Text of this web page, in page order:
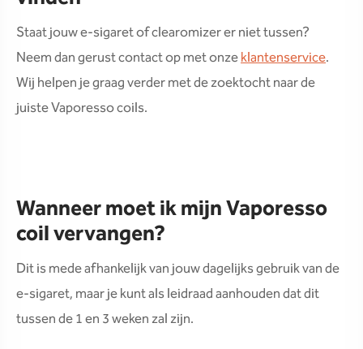
Staat jouw e-sigaret of clearomizer er niet tussen?
Neem dan gerust contact op met onzeklantenservice.
Wij helpen je graag verder met de zoektocht naar de
juiste Vaporesso coils.
Wanneer moet ik mijn Vaporesso
coil vervangen?
Dit is mede afhankelijk van jouw dagelijks gebruik van de
e-sigaret, maar je kunt als leidraad aanhouden dat dit
tussen de 1 en 3 weken zal zijn.